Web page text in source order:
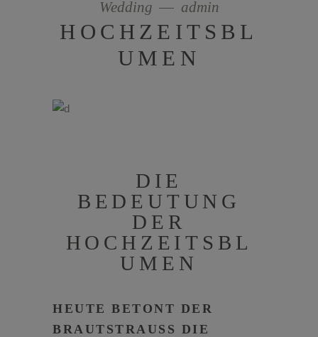
Wedding
admin
HOCHZEITSBL
UMEN
DIE
BEDEUTUNG
DER
HOCHZEITSBL
UMEN
HEUTE BETONT DER
BRAUTSTRAUSS DIE S